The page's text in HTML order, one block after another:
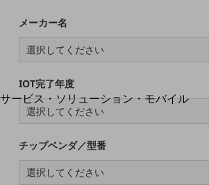
LGPF(Local Government Platform)
別ウィンドウで開きます
サービス・ソリューション・モバイル
サービス・ソリューションTOP
サービス・ソリューションをご紹介
カテゴリーで探す
カテゴリーで探すTOP
メーカー名
IOT完了年度
チップベンダ／型番